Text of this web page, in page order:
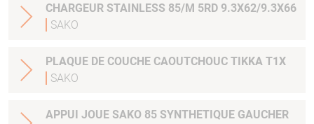
CHARGEUR STAINLESS 85/M 5RD 9.3X62/9.3X66
SAKO
PLAQUE DE COUCHE CAOUTCHOUC TIKKA T1X
SAKO
APPUI JOUE SAKO 85 SYNTHETIQUE GAUCHER